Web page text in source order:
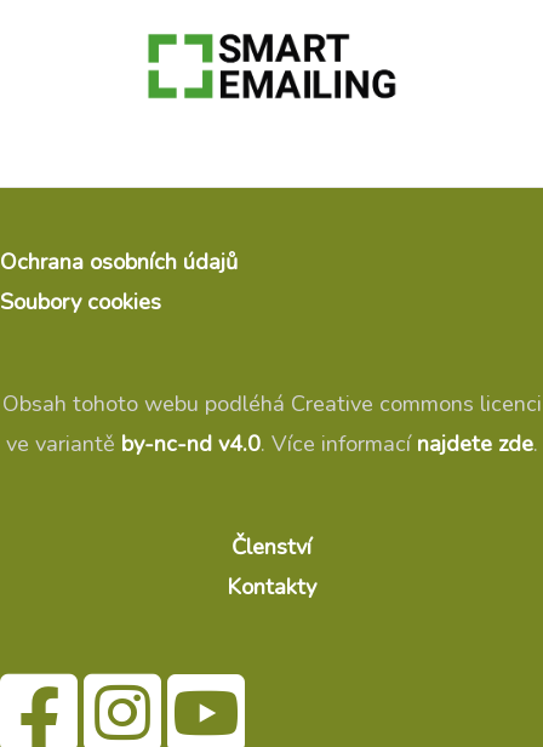
Ochrana osobních údajů
Soubory cookies
Obsah tohoto webu podléhá Creative commons licenci
ve variantě by-nc-nd v4.0. Více informací najdete zde.
Členství
Kontakty